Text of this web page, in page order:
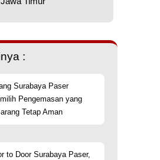
:
Surabaya Paser
Pengemasan yang
Tetap Aman
to Door Surabaya Paser,